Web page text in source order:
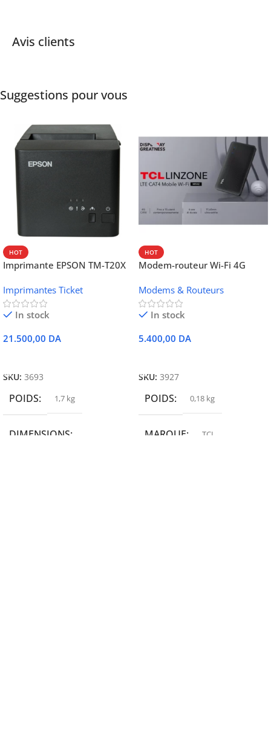
Avis clients
Suggestions pour vous
HOT
Imprimante EPSON TM-T20X
Ethernet
Imprimantes Ticket
In stock
21.500,00 DA
SKU: 3693
POIDS 1,7 kg
DIMENSIONS
HOT
Modem-routeur Wi-Fi 4G
Modems & Routeurs
In stock
5.400,00 DA
SKU: 3927
POIDS 0,18 kg
MARQUE TCL